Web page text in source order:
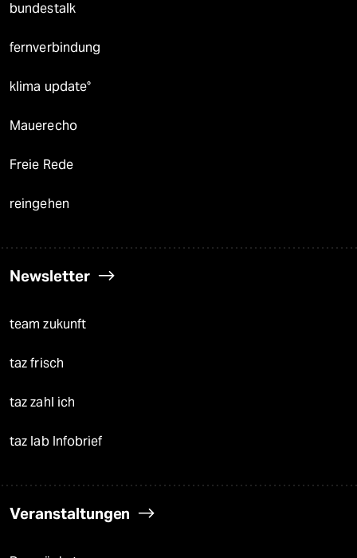
bundestalk
fernverbindung
klima update°
Mauerecho
Freie Rede
reingehen
Newsletter
team zukunft
taz frisch
taz zahl ich
taz lab Infobrief
Veranstaltungen